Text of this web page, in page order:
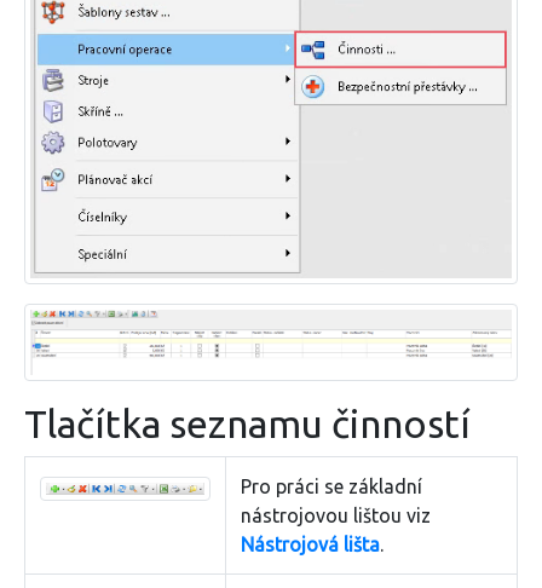
Tlačítka seznamu činností
Pro práci se základní
nástrojovou lištou viz
Nástrojová lišta.